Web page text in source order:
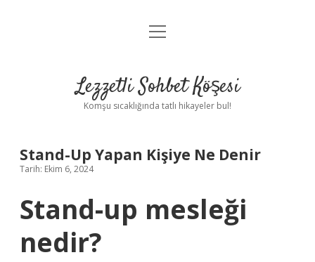
Anasayfa
Yasal Uyarı
menüyü
Lezzetli Sohbet Köşesi
Komşu sıcaklığında tatlı hikayeler bul!
Stand-Up Yapan Kişiye Ne Denir
Tarih: Ekim 6, 2024
Stand-up mesleği
nedir?